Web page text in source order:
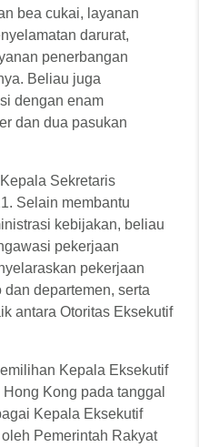
bea cukai, layanan
darurat,
penerbangan
Beliau juga
dengan enam
dan dua pasukan
Sekretaris
Selain membantu
kebijakan, beliau
pekerjaan
pekerjaan
departemen, serta
antara Otoritas Eksekutif
Kepala Eksekutif
Kong pada tanggal
Kepala Eksekutif
Pemerintah Rakyat